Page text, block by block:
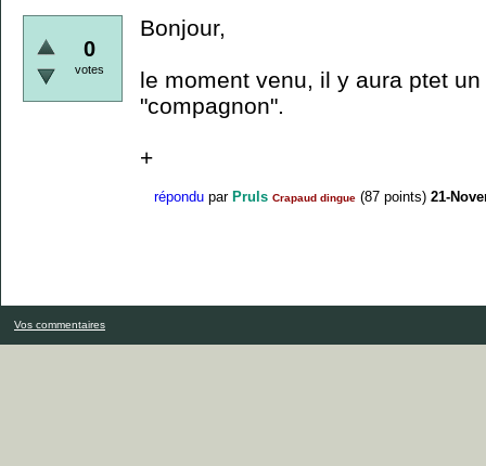
0
votes
Bonjour,
le moment venu, il y aura ptet
"compagnon".
+
répondu par Pruls Crapaud dingue (87 points) 21-
Vos commentaires